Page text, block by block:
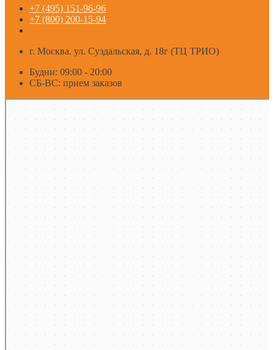
+7 (495) 151-96-96
+7 (800) 200-15-94
г. Москва. ул. Суздальская, д. 18г (ТЦ ТРИО)
Будни: 09:00 - 20:00
СБ-ВС: прием заказов